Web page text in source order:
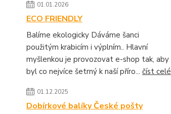
01.01.2026
ECO FRIENDLY
Balíme ekologicky Dáváme šanci
použitým krabicím i výplním.. Hlavní
myšlenkou je provozovat e-shop tak, aby
byl co nejvíce šetrný k naší příro... číst celé
01.12.2025
Dobírkové balíky České pošty